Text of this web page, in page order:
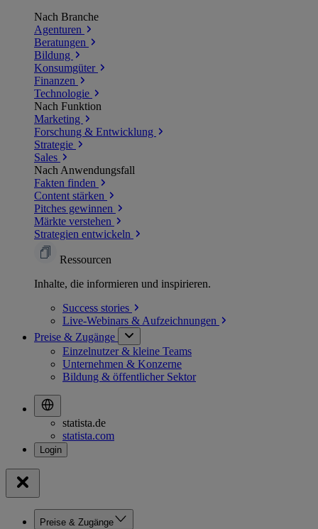
Nach Branche
Agenturen
Beratungen
Bildung
Konsumgüter
Finanzen
Technologie
Nach Funktion
Marketing
Forschung & Entwicklung
Strategie
Sales
Nach Anwendungsfall
Fakten finden
Content stärken
Pitches gewinnen
Märkte verstehen
Strategien entwickeln
Ressourcen
Inhalte, die informieren und inspirieren.
Success stories
Live-Webinars & Aufzeichnungen
Preise & Zugänge
Einzelnutzer & kleine Teams
Unternehmen & Konzerne
Bildung & öffentlicher Sektor
statista.de
statista.com
Preise & Zugänge